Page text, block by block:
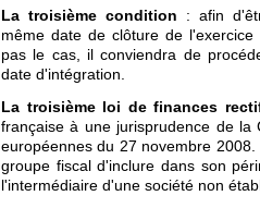
La troisième condition : afin
même date de clôture de
pas le cas, il conviendra de
date d'intégration.
La troisième loi de finances
française à une jurisprudence de la
européennes du 27 novembre
groupe fiscal d'inclure dans son
l'intermédiaire d'une société non